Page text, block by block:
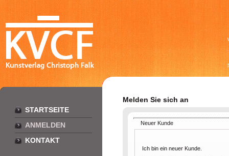
STARTSEITE
ANMELDEN
KONTAKT
Melden Sie sich an
Neuer Kunde
Ich bin ein neuer Kunde.